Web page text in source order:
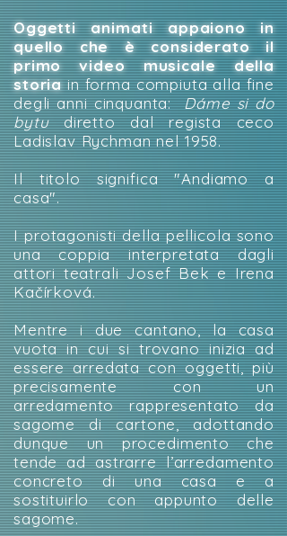
Oggetti animati appaiono in
quello che è considerato il
primo video musicale della
storiain forma compiuta alla fine
degli anni cinquanta:Dáme si do
bytudiretto dal regista ceco
Ladislav Rychman nel 1958.
Il titolo significa "Andiamo a
casa".
I protagonisti della pellicola sono
una coppia interpretata dagli
attori teatrali Josef Bek e Irena
Kačírková.
Mentre i due cantano, la casa
vuota in cui si trovano inizia ad
essere arredata con oggetti, più
precisamente con un
arredamento rappresentato da
sagome di cartone, adottando
dunque un procedimento che
tende ad astrarre l’arredamento
concreto di una casa e a
sostituirlo con appunto delle
sagome.